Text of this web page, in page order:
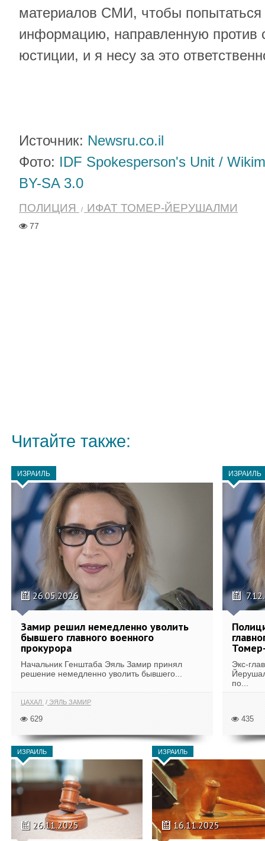
материалов СМИ, чтобы попытаться
информацию, направленную против
юстиции, и я несу за это
Источник: Newsru.co.il
Фото: IDF Spokesperson's Unit /
BY-SA 3.0
ПОЛИЦИЯ ИФАТ ТОМЕР-ЙЕРУШАЛМИ
77
Читайте также:
ИЗРАИЛЬ
26.05.2026
Замир решил немедленно уволить
бывшего главного военного
прокурора
Начальник Генштаба Эяль Замир принял
решение немедленно уволить бывшего...
ЦАХАЛ ЭЯЛЬ ЗАМИР
629
ИЗРАИЛЬ
Экс-
по...
435
ИЗРАИЛЬ
26.11.2025
ИЗРАИЛЬ
16.11.2025